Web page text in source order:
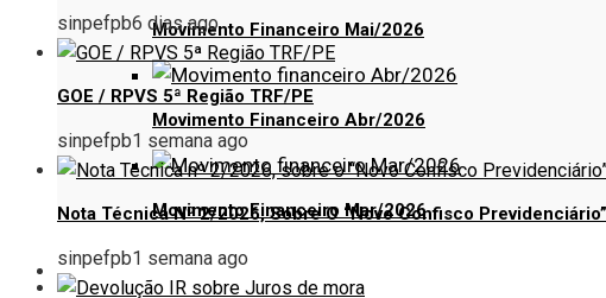
Movimento Financeiro Mai/2026
Movimento Financeiro Abr/2026
Movimento Financeiro Mar/2026
CONTATO
sinpefpb6 dias ago
GOE / RPVS 5ª Região TRF/PE
sinpefpb1 semana ago
Nota Técnica Nº 2/2026, Sobre O “Novo Confisco Previdenciário”
sinpefpb1 semana ago